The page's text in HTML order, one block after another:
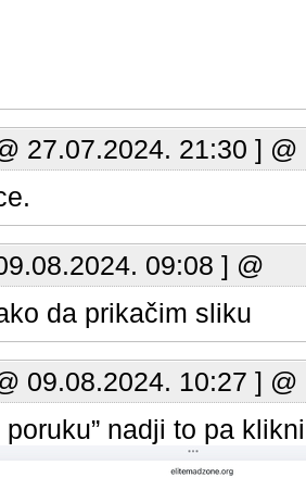
27.07.2024. 21:30 ] @
09:08 ] @
da prikačim sliku
09.08.2024. 10:27 ] @
poruku” nadji to pa